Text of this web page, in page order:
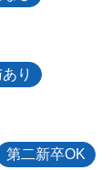
り
第二新卒OK